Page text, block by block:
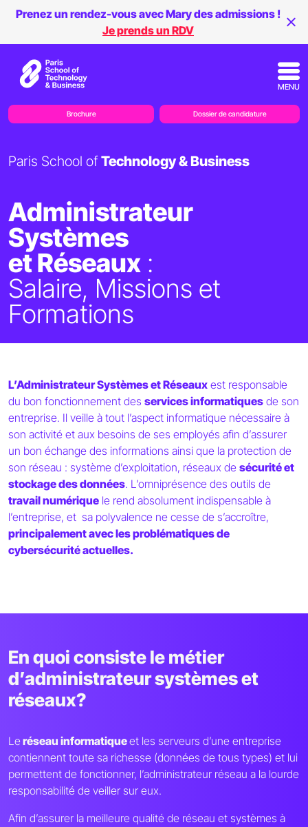
Administrateur
Systèmes
et Réseaux :
Salaire, Missions et
Formations
Paris School ofTechnology & Business
L’Administrateur Systèmes et Réseaux est responsable
du bon fonctionnement des services informatiques de son
entreprise. Il veille à tout l’aspect informatique nécessaire à
son activité et aux besoins de ses employés afin d’assurer
un bon échange des informations ainsi que la protection de
son réseau : système d’exploitation, réseaux de sécurité et
stockage des données. L’omniprésence des outils de
travail numérique le rend absolument indispensable à
l’entreprise, et sa polyvalence ne cesse de s’accroître,
principalement avec les problématiques de
cybersécurité actuelles.
En quoi consiste le métier
d’administrateur systèmes et
réseaux?
Leréseau informatiqueet les serveurs d’une entreprise
contiennent toute sa richesse (données de tous types) et lui
permettent de fonctionner, l’administrateur réseau a la lourde
responsabilité de veiller sur eux.
Afin d’assurer la meilleure qualité de réseau et systèmes à
Prenez un rendez-vous avec Mary des admissions !
Je prends un RDV
MENU
Brochure Dossier de candidature